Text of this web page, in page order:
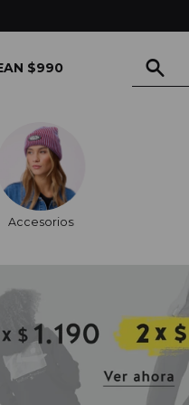
$990
Accesorios